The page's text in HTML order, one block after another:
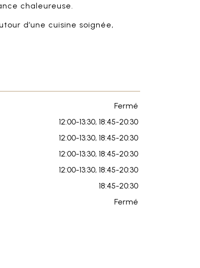
chaleureuse.
d’une cuisine soignée,
Fermé
12:00-13:30,18:45-20:30
12:00-13:30,18:45-20:30
12:00-13:30,18:45-20:30
12:00-13:30,18:45-20:30
18:45-20:30
Fermé